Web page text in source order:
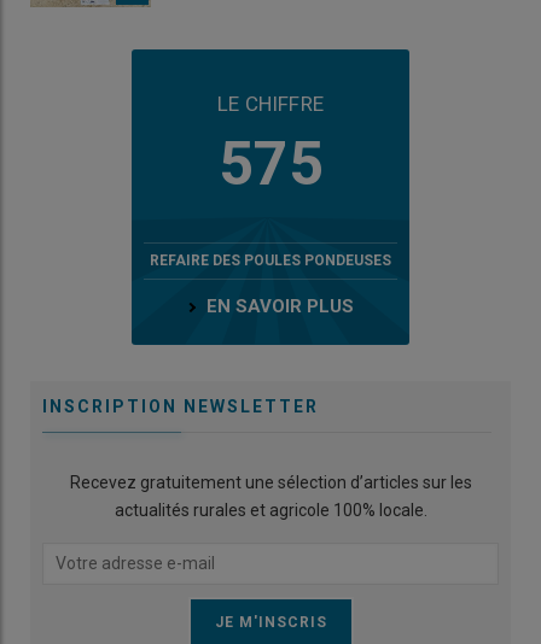
LE CHIFFRE
575
REFAIRE DES POULES PONDEUSES
EN SAVOIR PLUS
INSCRIPTION NEWSLETTER
Recevez gratuitement une sélection d’articles sur les
actualités rurales et agricole 100% locale.